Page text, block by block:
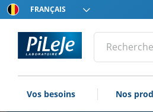
Choissisez
votre
langue
Tous
les
Laboratoire
une
recherche
Vos besoins Nos